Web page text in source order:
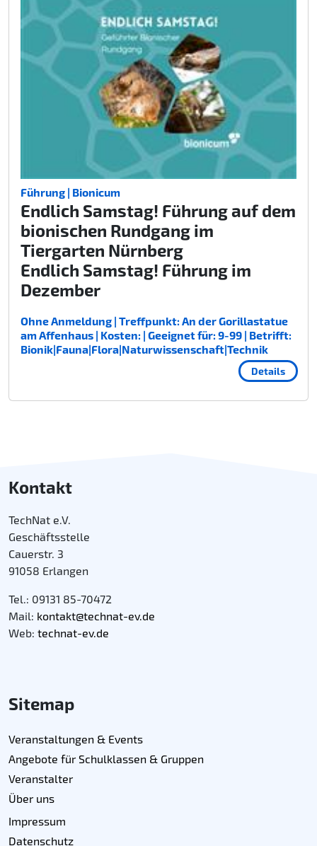
Führung | Bionicum
Endlich Samstag! Führung auf dem
bionischen Rundgang im
Tiergarten Nürnberg
Endlich Samstag! Führung im
Dezember
Ohne Anmeldung | Treffpunkt: An der Gorillastatue
am Affenhaus | Kosten: | Geeignet für: 9-99 | Betrifft:
Bionik|Fauna|Flora|Naturwissenschaft|Technik
Details
Kontakt
TechNat e.V.
Geschäftsstelle
Cauerstr. 3
91058 Erlangen
Tel.: 09131 85-70472
Mail: kontakt@technat-ev.de
Web: technat-ev.de
Sitemap
Veranstaltungen & Events
Angebote für Schulklassen & Gruppen
Veranstalter
Über uns
Impressum
Datenschutz